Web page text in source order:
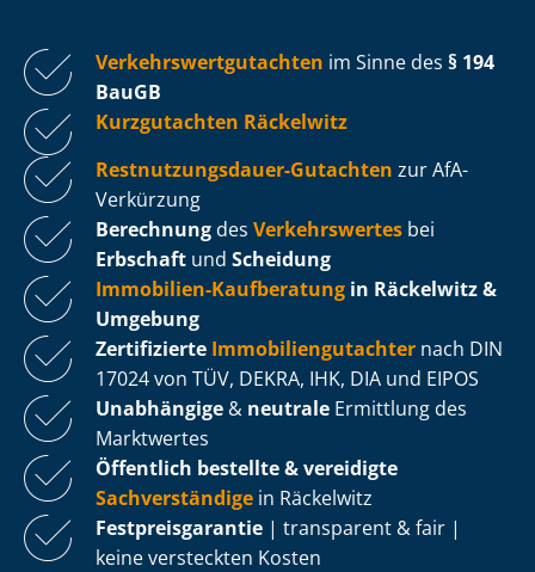
Ver­kehrs­wert­gut­ach­ten im Sinne des § 194
BauGB
Kurzgutachten Räckelwitz
Rest­nut­zungs­dau­er-Gutachten zur AfA-
Verkürzung
Berechnung des Verkehrswertes bei
Erbschaft und Scheidung
Immobilien-Kaufberatung in Räckelwitz &
Umgebung
Zertifizierte Im­mo­bi­li­en­gut­ach­ter nach DIN
17024 von TÜV, DEKRA, IHK, DIA und EIPOS
Unabhängige & neutrale Ermittlung des
Marktwertes
Öffentlich bestellte & vereidigte
Sachverständige in Räckelwitz
Fest­preis­ga­ran­tie | transparent & fair |
keine versteckten Kosten